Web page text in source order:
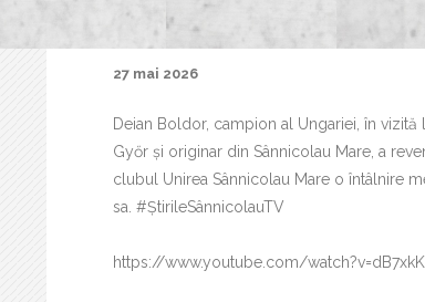
27 mai 2026
Deian Boldor, campion al Ungariei, în
Győr și originar din Sânnicolau Mare, a
clubul Unirea Sânnicolau Mare o întâlnire
sa. #ȘtirileSânnicolauTV
https://www.youtube.com/